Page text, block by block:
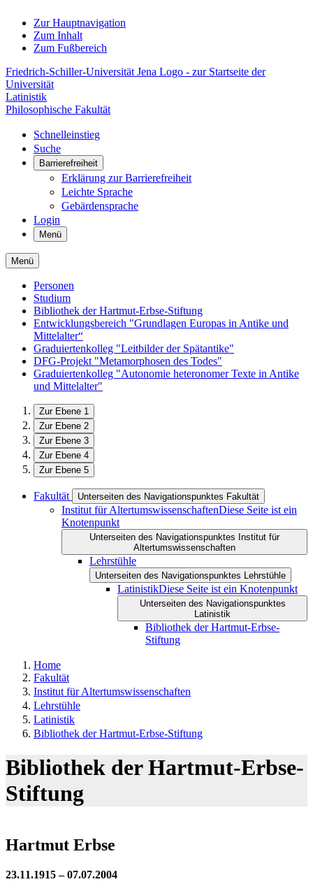
Zur Hauptnavigation
Zum Inhalt
Zum Fußbereich
Friedrich-Schiller-Universität Jena Logo - zur Startseite der
Universität
Latinistik
Philosophische Fakultät
Schnelleinstieg
Suche
Barrierefreiheit
Erklärung zur Barrierefreiheit
Leichte Sprache
Gebärdensprache
Login
Menü
Menü
Personen
Studium
Bibliothek der Hartmut-Erbse-Stiftung
Entwicklungsbereich "Grundlagen Europas in Antike und
Mittelalter“
Graduiertenkolleg "Leitbilder der Spätantike"
DFG-Projekt "Metamorphosen des Todes"
Graduiertenkolleg "Autonomie heteronomer Texte in Antike
und Mittelalter"
Zur Ebene 1
Zur Ebene 2
Zur Ebene 3
Zur Ebene 4
Zur Ebene 5
Fakultät Unterseiten des Navigationspunktes Fakultät
Institut für AltertumswissenschaftenDiese Seite ist ein
Knotenpunkt
Unterseiten des Navigationspunktes Institut für
Altertumswissenschaften
Lehrstühle
Unterseiten des Navigationspunktes Lehrstühle
LatinistikDiese Seite ist ein Knotenpunkt
Unterseiten des Navigationspunktes
Latinistik
Bibliothek der Hartmut-Erbse-
Stiftung
Home
Fakultät
Institut für Altertumswissenschaften
Lehrstühle
Latinistik
Bibliothek der Hartmut-Erbse-Stiftung
Bibliothek der Hartmut-Erbse-
Stiftung
Hartmut Erbse
23.11.1915 – 07.07.2004